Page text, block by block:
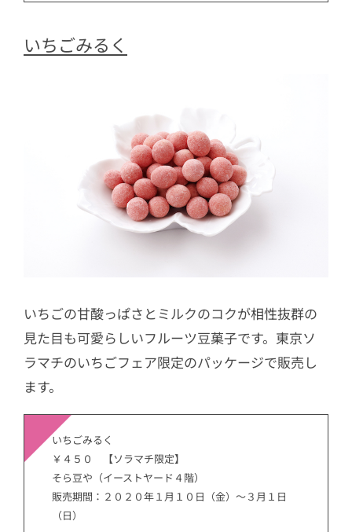
いちごみるく
いちごの甘酸っぱさとミルクのコクが相性抜群の
見た目も可愛らしいフルーツ豆菓子です。東京ソ
ラマチのいちごフェア限定のパッケージで販売し
ます。
いちごみるく
￥４５０ 【ソラマチ限定】
そら豆や（イーストヤード４階）
販売期間：２０２０年１月１０日（金）～３月１日
（日）